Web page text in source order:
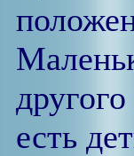
есть